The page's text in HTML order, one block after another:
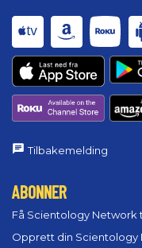
Tilbakemelding
ABONNER
Få Scientology Network
Opprett din